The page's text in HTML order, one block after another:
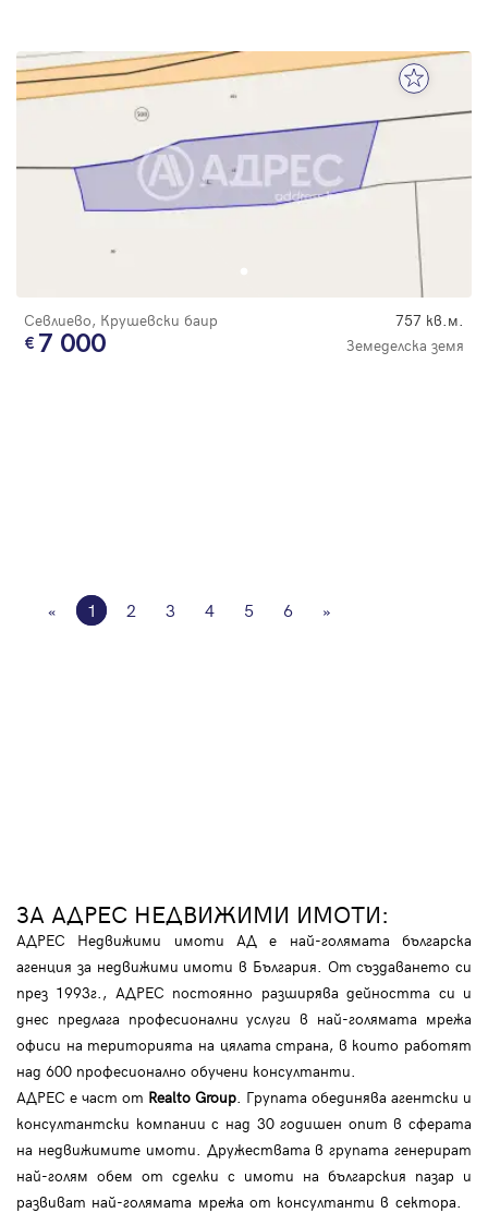
Севлиево, Крушевски баир 757 кв.м.
7 000 Земеделска земя
« 1 2 3 4 5 6 »
ЗА АДРЕС НЕДВИЖИМИ ИМОТИ:
АДРЕС Недвижими имоти АД е най-голямата българска
агенция за недвижими имоти в България. От създаването си
през 1993г., АДРЕС постоянно разширява дейността си и
днес предлага професионални услуги в най-голямата мрежа
офиси на територията на цялата страна, в които работят
над 600 професионално обучени консултанти.
АДРЕС е част от Realto Group . Групата обединява агентски и
консултантски компании с над 30 годишен опит в сферата
на недвижимите имоти. Дружествата в групата генерират
най-голям обем от сделки с имоти на българския пазар и
развиват най-голямата мрежа от консултанти в сектора.